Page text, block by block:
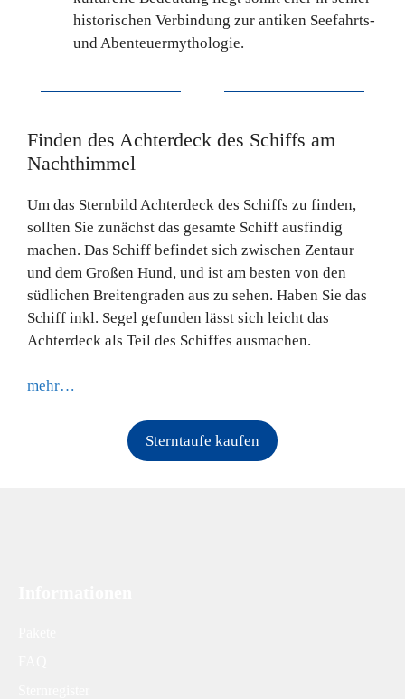
historischen Verbindung zur antiken Seefahrts-
und Abenteuermythologie.
Finden des Achterdeck des Schiffs am
Nachthimmel
Um das Sternbild Achterdeck des Schiffs zu finden,
sollten Sie zunächst das gesamte Schiff ausfindig
machen. Das Schiff befindet sich zwischen Zentaur
und dem Großen Hund, und ist am besten von den
südlichen Breitengraden aus zu sehen. Haben Sie das
Schiff inkl. Segel gefunden lässt sich leicht das
Achterdeck als Teil des Schiffes ausmachen.
mehr…
Sterntaufe kaufen